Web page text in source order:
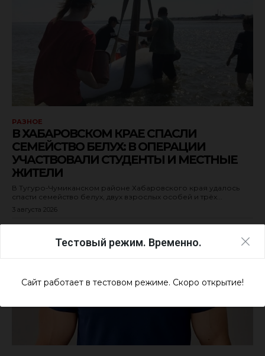
Тестовый режим. Временно.
Сайт работает в тестовом режиме. Скоро открытие!
РАЗНОЕ
В ХАБАРОВСКОМ КРАЕ СПАСЛИ
СЕМЕЙСТВО БЕЛУХ: В ОПЕРАЦИИ
УЧАСТВОВАЛИ СТУДЕНТЫ И МЕСТНЫЕ
ЖИТЕЛИ
В Тугуро-Чумиканском районе Хабаровского края удалось
спасти семейство белух, двух взрослых особей и трёх...
3 августа 2026